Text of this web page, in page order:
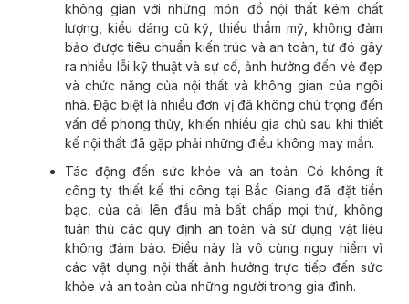
không gian với những món đồ nội thất kém chất
lượng, kiểu dáng cũ kỹ, thiếu thẩm mỹ, không đảm
bảo được tiêu chuẩn kiến trúc và an toàn, từ đó gây
ra nhiều lỗi kỹ thuật và sự cố, ảnh hưởng đến vẻ đẹp
và chức năng của nội thất và không gian của ngôi
nhà. Đặc biệt là nhiều đơn vị đã không chú trọng đến
vấn đề phong thủy, khiến nhiều gia chủ sau khi thiết
kế nội thất đã gặp phải những điều không may mắn.
Tác động đến sức khỏe và an toàn: Có không ít
công ty thiết kế thi công tại Bắc Giang đã đặt tiền
bạc, của cải lên đầu mà bất chấp mọi thứ, không
tuân thủ các quy định an toàn và sử dụng vật liệu
không đảm bảo. Điều này là vô cùng nguy hiểm vì
các vật dụng nội thất ảnh hưởng trực tiếp đến sức
khỏe và an toàn của những người trong gia đình.